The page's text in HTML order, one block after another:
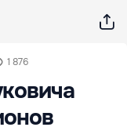
1 876